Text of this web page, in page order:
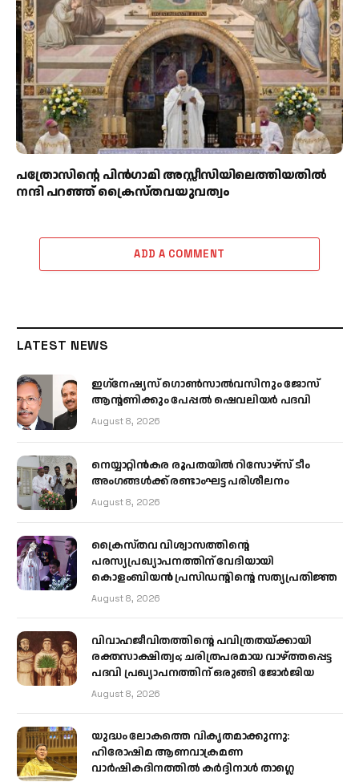
പത്രോസിന്റെ പിൻഗാമി അസ്സീസിയിലെത്തിയതിൽ
നന്ദി പറഞ്ഞ് ക്രൈസ്തവയുവത്വം
ADD A COMMENT
LATEST NEWS
ഇഗ്‌നേഷ്യസ് ഗൊൺസാൽവസിനും ജോസ്
ആന്റണിക്കും പേപ്പൽ ഷെവലിയർ പദവി
August 8, 2026
നെയ്യാറ്റിൻകര രൂപതയിൽ റിസോഴ്സ് ടീം
അംഗങ്ങൾക്ക് രണ്ടാംഘട്ട പരിശീലനം
August 8, 2026
ക്രൈസ്തവ വിശ്വാസത്തിന്റെ
പരസ്യപ്രഖ്യാപനത്തിന് വേദിയായി
കൊളംബിയൻ പ്രസിഡന്റിന്റെ സത്യപ്രതിജ്ഞ
August 8, 2026
വിവാഹജീവിതത്തിന്റെ പവിത്രതയ്ക്കായി
രക്തസാക്ഷിത്വം; ചരിത്രപരമായ വാഴ്ത്തപ്പെട്ട
പദവി പ്രഖ്യാപനത്തിന് ഒരുങ്ങി ജോര്‍ജിയ
August 8, 2026
യുദ്ധം ലോകത്തെ വികൃതമാക്കുന്നു:
ഹിരോഷിമ ആണവാക്രമണ
വാർഷികദിനത്തിൽ കർദ്ദിനാൾ താഗ്ലെ